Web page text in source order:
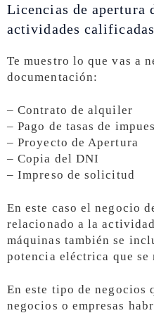
Licencias de apertura
actividades calificadas
Te muestro lo que vas a
documentación:
– Contrato de alquiler
– Pago de tasas de
– Proyecto de Apertura
– Copia del DNI
– Impreso de solicitud
En este caso el negocio
relacionado a la
máquinas también se
potencia eléctrica que se
En este tipo de negocios
negocios o empresas